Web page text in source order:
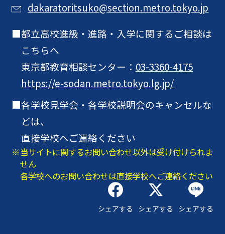
dakaratoritsuko@section.metro.tokyo.jp
都立高校進級・進路・入学に関するご相談は
こちらへ
東京都教育相談センター： 03-3360-4175
https://e-sodan.metro.tokyo.lg.jp/
各学校見学会・各学校説明会のキャンセルな
どは、
直接学校へご連絡ください
当サイトに関するお問い合わせ以外は受け付けられま
せん
各学校へのお問い合わせは直接学校へご連絡ください
シェアする シェアする シェアする